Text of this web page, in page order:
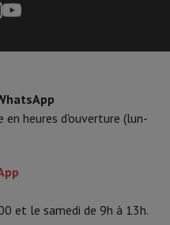
en heures d'ouverture (lun-
et le samedi de 9h à 13h.